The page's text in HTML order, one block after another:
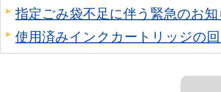
指定ごみ袋不足に伴う緊急のお
使用済みインクカートリッジの